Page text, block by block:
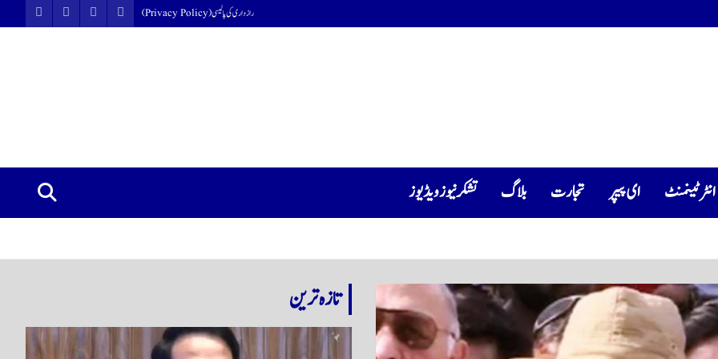
رازداری کی پالیسی (Privacy Policy)
انٹرٹینمنٹ ای پیپر تجارت بلاگ تشکرنیوز ویڈیوز
تازہ ترین